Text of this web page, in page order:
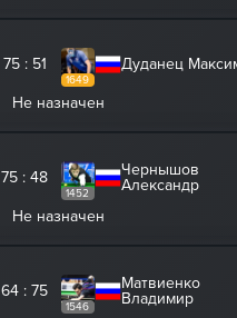
75 : 51
1649
Дуданец
Не назначен
75 : 48
1452
Чернышов
Александр
Не назначен
64 : 75
1546
Матвиенко
Владимир